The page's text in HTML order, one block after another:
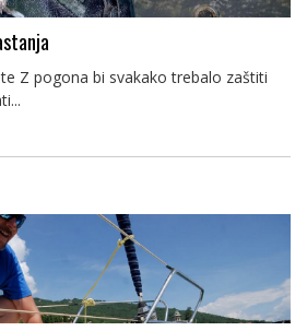
Z pogona bi svakako trebalo zaštiti